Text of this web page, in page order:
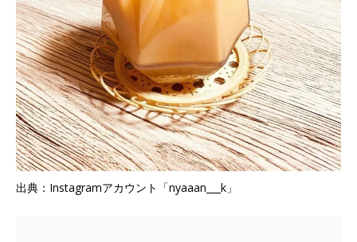
出典：Instagramアカウント「nyaaan___k」